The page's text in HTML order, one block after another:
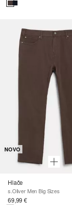
NOVO
Hlače
s.Oliver Men Big Sizes
69,99 €